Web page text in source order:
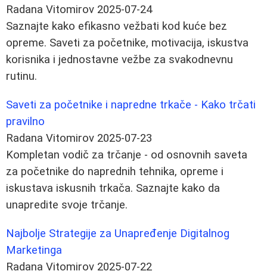
Radana Vitomirov 2025-07-24
Saznajte kako efikasno vežbati kod kuće bez
opreme. Saveti za početnike, motivacija, iskustva
korisnika i jednostavne vežbe za svakodnevnu
rutinu.
Saveti za početnike i napredne trkače - Kako trčati
pravilno
Radana Vitomirov 2025-07-23
Kompletan vodič za trčanje - od osnovnih saveta
za početnike do naprednih tehnika, opreme i
iskustava iskusnih trkača. Saznajte kako da
unapredite svoje trčanje.
Najbolje Strategije za Unapređenje Digitalnog
Marketinga
Radana Vitomirov 2025-07-22